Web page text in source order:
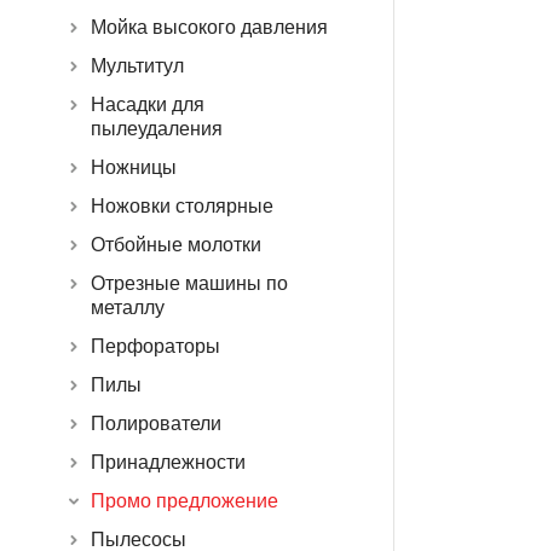
Мойка высокого давления
Мультитул
Насадки для
пылеудаления
Ножницы
Ножовки столярные
Отбойные молотки
Отрезные машины по
металлу
Перфораторы
Пилы
Полирователи
Принадлежности
Промо предложение
Пылесосы